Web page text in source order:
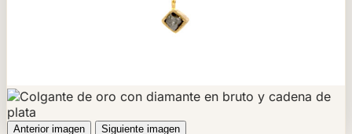
Anterior imagen Siguiente imagen